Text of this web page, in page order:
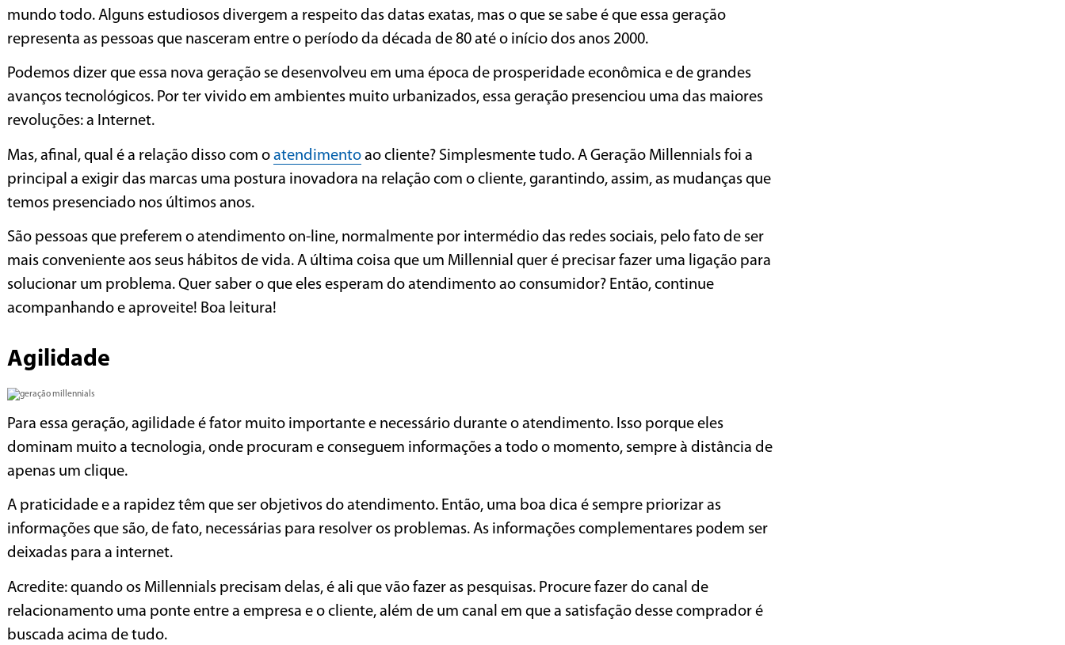
mundo todo. Alguns estudiosos divergem a respeito das datas exatas, mas o que se sabe é que essa geração
representa as pessoas que nasceram entre o período da década de 80 até o início dos anos 2000.
Podemos dizer que essa nova geração se desenvolveu em uma época de prosperidade econômica e de grandes
avanços tecnológicos. Por ter vivido em ambientes muito urbanizados, essa geração presenciou uma das maiores
revoluções: a Internet.
Mas, afinal, qual é a relação disso com o atendimento ao cliente? Simplesmente tudo. A Geração Millennials foi a
principal a exigir das marcas uma postura inovadora na relação com o cliente, garantindo, assim, as mudanças que
temos presenciado nos últimos anos.
São pessoas que preferem o atendimento on-line, normalmente por intermédio das redes sociais, pelo fato de ser
mais conveniente aos seus hábitos de vida. A última coisa que um Millennial quer é precisar fazer uma ligação para
solucionar um problema. Quer saber o que eles esperam do atendimento ao consumidor? Então, continue
acompanhando e aproveite! Boa leitura!
Agilidade
Para essa geração, agilidade é fator muito importante e necessário durante o atendimento. Isso porque eles
dominam muito a tecnologia, onde procuram e conseguem informações a todo o momento, sempre à distância de
apenas um clique.
A praticidade e a rapidez têm que ser objetivos do atendimento. Então, uma boa dica é sempre priorizar as
informações que são, de fato, necessárias para resolver os problemas. As informações complementares podem ser
deixadas para a internet.
Acredite: quando os Millennials precisam delas, é ali que vão fazer as pesquisas. Procure fazer do canal de
relacionamento uma ponte entre a empresa e o cliente, além de um canal em que a satisfação desse comprador é
buscada acima de tudo.